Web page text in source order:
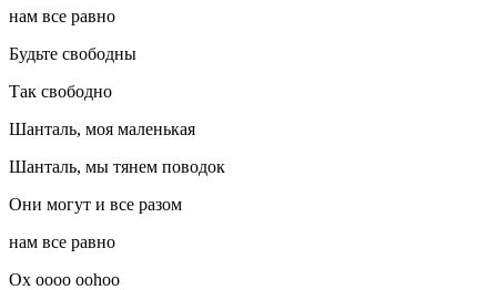
нам все равно
Будьте свободны
Так свободно
Шанталь, моя маленькая
Шанталь, мы тянем поводок
Они могут и все разом
нам все равно
Ох оооо oohoo